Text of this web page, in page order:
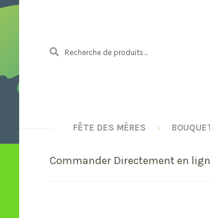
pour :
E
FÊTE DES MÈRES
Commander Directement en